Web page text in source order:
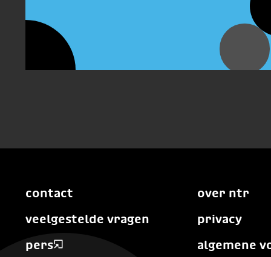
contact
veelgestelde vragen
pers
over ntr
privacy
algemene